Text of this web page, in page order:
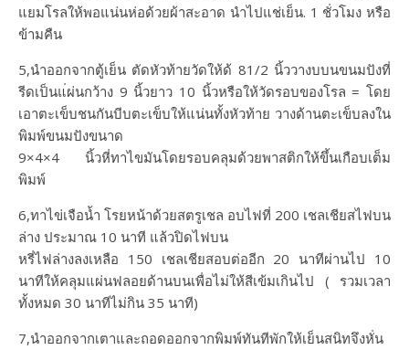
แยมโรลให้พอแน่นห่อด้วยผ้าสะอาด นำไปแช่เย็น. 1 ชั่วโมง หรือ
ข้ามคืน
5,นำออกจากตู้เย็น ตัดหัวท้ายวัดให้ด้ 81/2 นิ้ววางบบนขนมปังที่
รีดเป็นแ่ผ่นกว้าง 9 นิ้วยาว 10 นิ้วหรือให้วัดรอบของโรล = โดย
เอาตะเข็บชนกันบีบตะเข็บให้แน่นทั้งหัวท้าย วางด้านตะเข็บลงใน
พิมพ์ขนมปังขนาด
9×4×4 นิ้วหี่ทาไขมันโดยรอบคลุมด้วยพาสติกให้ขึ้นเกือบเต็ม
พิมพ์
6,ทาไข่เจือน้ำ โรยหน้าด้วยสตรูเชล อบไฟที่ 200 เชลเชียสไฟบน
ล่าง ประมาณ 10 นาที แล้วปิดไฟบน
หรี่ไฟล่างลงเหลือ 150 เชลเชียสอบต่ออีก 20 นาทีผ่านไป 10
นาทีให้คลุมแผ่นฟลอยด้านบนเพื่อไม่ให้สีเข้มเกินไป ( รวมเวลา
ทั้งหมด 30 นาทีไม่กิน 35 นาที)
7,นำออกจากเตาและถอดออกจากพิมพ์ทันทีพักให้เย็นสนิทจึงหั่น